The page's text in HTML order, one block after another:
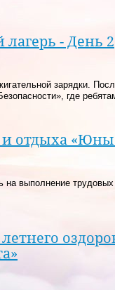
- День 2
зарядки.
где
и отдыха
на выполнение